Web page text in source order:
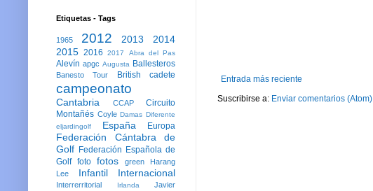
Entrada más reciente
Suscribirse a: Enviar comentarios (Atom)
Etiquetas - Tags
1965 2012 2013
2014
2015 2016 2017 Abra del Pas
Alevín apgc Augusta Ballesteros
Banesto Tour British cadete
campeonato
Cantabria CCAP
Circuito
Montañés Coyle Damas Diferente
eljardingolf
España Europa
Federación Cántabra de
Golf Federación Española de
Golf foto fotos green
Harang
Lee
Infantil Internacional
Interrerritorial Irlanda Javier